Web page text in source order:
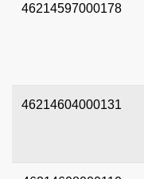
46214597000178
46214604000131